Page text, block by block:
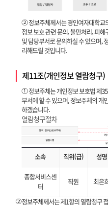
② 정보주체께서는 경인여자대학교
정보 보호 관련 문의, 불만처리, 피
및 담당부서로 문의하실 수 있으며,
리해드릴 것입니다.
제11조(개인정보 열람청구)
① 정보주체는 개인정보 보호법 제
부서에 할 수 있으며, 정보주체의 개
하겠습니다.
열람청구절차
소속 직위(급) 성명
종합서비스센
터
직원 최은희
②정보주체께서는 제1항의 열람청구